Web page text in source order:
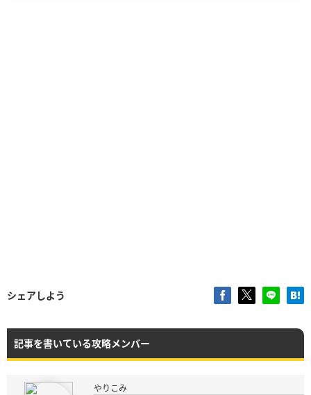
シェアしよう
記事を書いている攻略メンバー
やりこみ